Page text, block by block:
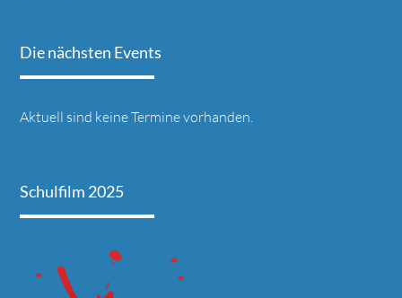
Die nächsten Events
Aktuell sind keine Termine vorhanden.
Schulfilm 2025